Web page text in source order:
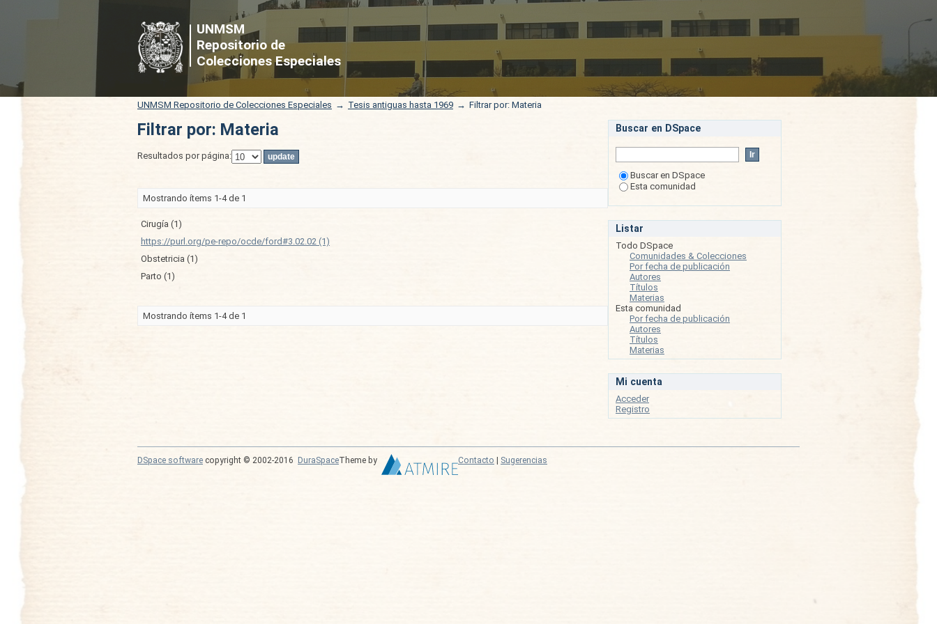
UNMSM
Repositorio de
Colecciones Especiales
Filtrar por: Materia
UNMSM Repositorio de Colecciones Especiales → Tesis antiguas hasta 1969 → Filtrar por: Materia
Filtrar por: Materia
Resultados por página:
Mostrando ítems 1-4 de 1
Cirugía (1)
https://purl.org/pe-repo/ocde/ford#3.02.02 (1)
Obstetricia (1)
Parto (1)
Mostrando ítems 1-4 de 1
Buscar en DSpace
Buscar en DSpace
Esta comunidad
Listar
Todo DSpace
Comunidades & Colecciones
Por fecha de publicación
Autores
Títulos
Materias
Esta comunidad
Por fecha de publicación
Autores
Títulos
Materias
Mi cuenta
Acceder
Registro
DSpace software copyright © 2002-2016 DuraSpaceTheme by Contacto Sugerencias